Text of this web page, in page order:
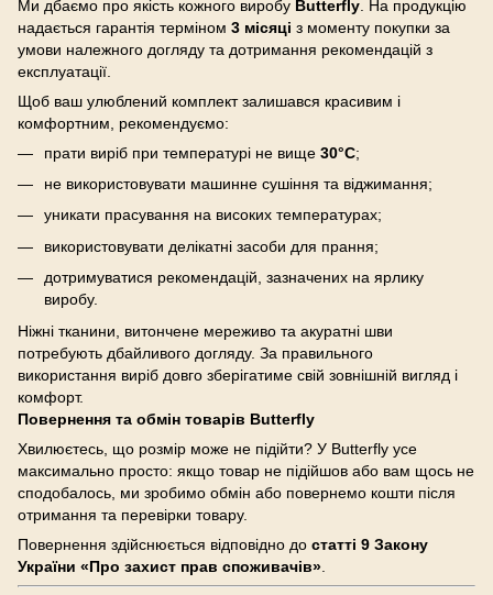
Ми дбаємо про якість кожного виробу Butterfly . На продукцію
надається гарантія терміном 3 місяці з моменту покупки за
умови належного догляду та дотримання рекомендацій з
експлуатації.
Щоб ваш улюблений комплект залишався красивим і
комфортним, рекомендуємо:
прати виріб при температурі не вище 30°C;
не використовувати машинне сушіння та віджимання;
уникати прасування на високих температурах;
використовувати делікатні засоби для прання;
дотримуватися рекомендацій, зазначених на ярлику
виробу.
Ніжні тканини, витончене мереживо та акуратні шви
потребують дбайливого догляду. За правильного
використання виріб довго зберігатиме свій зовнішній вигляд і
комфорт.
Повернення та обмін товарів Butterfly
Хвилюєтесь, що розмір може не підійти? У Butterfly усе
максимально просто: якщо товар не підійшов або вам щось не
сподобалось, ми зробимо обмін або повернемо кошти після
отримання та перевірки товару.
Повернення здійснюється відповідно до статті 9 Закону
України «Про захист прав споживачів»